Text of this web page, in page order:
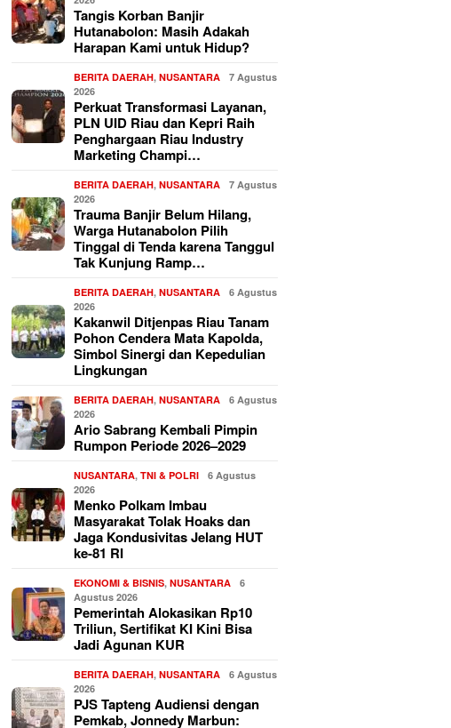
Tangis Korban Banjir
Hutanabolon: Masih Adakah
Harapan Kami untuk Hidup?
BERITA DAERAH,NUSANTARA
7 Agustus
2026
Perkuat Transformasi Layanan,
PLN UID Riau dan Kepri Raih
Penghargaan Riau Industry
Marketing Champi…
BERITA DAERAH,NUSANTARA
7 Agustus
2026
Trauma Banjir Belum Hilang,
Warga Hutanabolon Pilih
Tinggal di Tenda karena Tanggul
Tak Kunjung Ramp…
BERITA DAERAH,NUSANTARA
6 Agustus
2026
Kakanwil Ditjenpas Riau Tanam
Pohon Cendera Mata Kapolda,
Simbol Sinergi dan Kepedulian
Lingkungan
BERITA DAERAH,NUSANTARA
6 Agustus
2026
Ario Sabrang Kembali Pimpin
Rumpon Periode 2026–2029
NUSANTARA,TNI & POLRI
6 Agustus
2026
Menko Polkam Imbau
Masyarakat Tolak Hoaks dan
Jaga Kondusivitas Jelang HUT
ke-81 RI
EKONOMI & BISNIS,NUSANTARA
6
Agustus 2026
Pemerintah Alokasikan Rp10
Triliun, Sertifikat KI Kini Bisa
Jadi Agunan KUR
BERITA DAERAH,NUSANTARA
6 Agustus
2026
PJS Tapteng Audiensi dengan
Pemkab, Jonnedy Marbun: